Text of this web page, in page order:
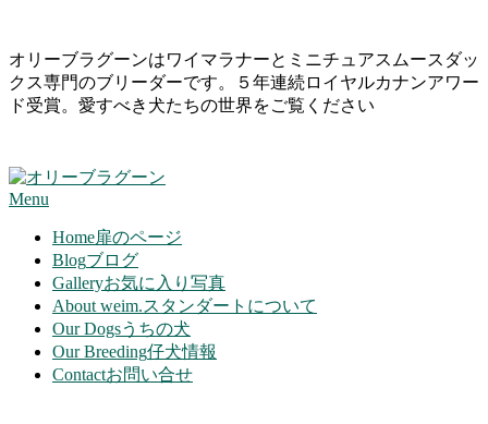
Skip
to
content
オリーブラグーンはワイマラナーとミニチュアスムースダッ
クス専門のブリーダーです。５年連続ロイヤルカナンアワー
ド受賞。愛すべき犬たちの世界をご覧ください
Primary
Menu
Menu
Home扉のページ
Blogブログ
Galleryお気に入り写真
About weim.スタンダートについて
Our Dogsうちの犬
Our Breeding仔犬情報
Contactお問い合せ